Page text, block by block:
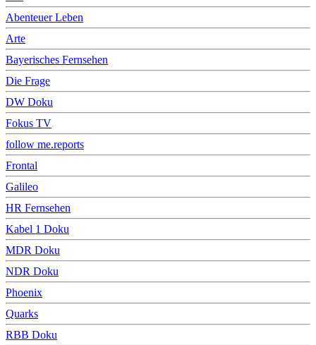
Abenteuer Leben
Arte
Bayerisches Fernsehen
Die Frage
DW Doku
Fokus TV
follow me.reports
Frontal
Galileo
HR Fernsehen
Kabel 1 Doku
MDR Doku
NDR Doku
Phoenix
Quarks
RBB Doku